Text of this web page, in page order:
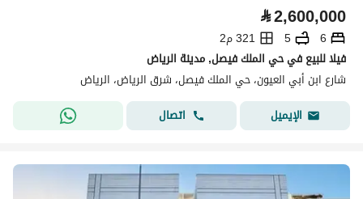
⃁2,600,000
6
5
321 م2
فيلا للبيع في حي الملك فيصل, مدينة الرياض
شارع ابن أبي العيون، حي الملك فيصل، شرق الرياض، الرياض
الإيميل
اتصال